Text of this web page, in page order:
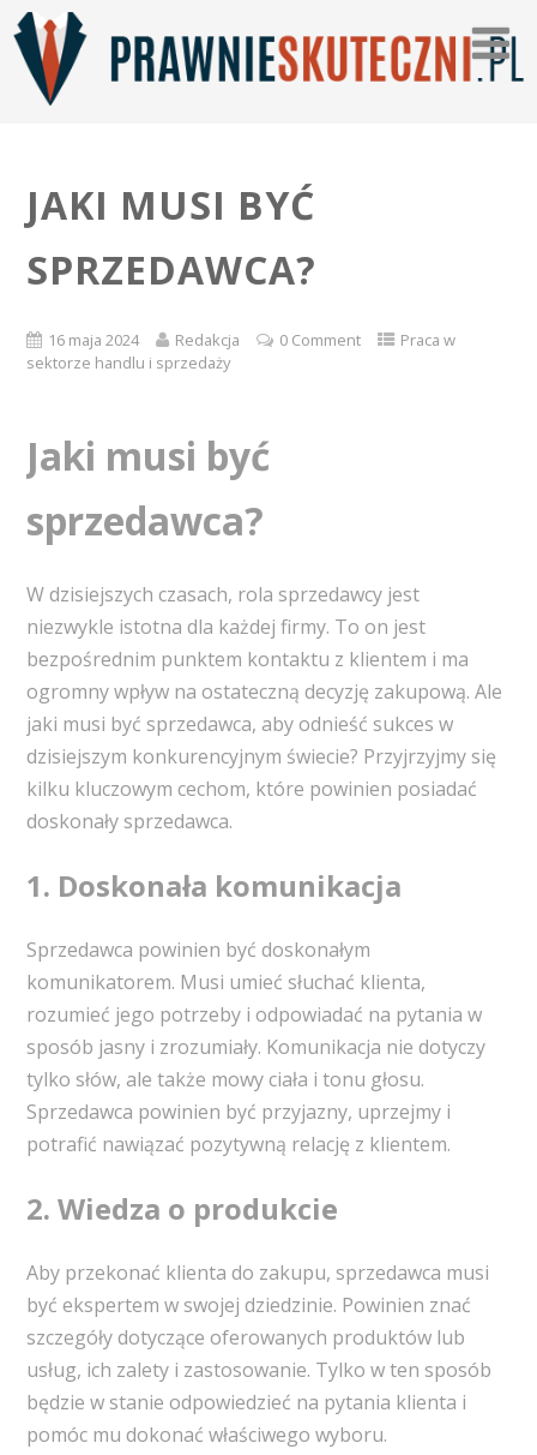
JAKI MUSI BYĆ
SPRZEDAWCA?
16 maja 2024 Redakcja 0 Comment
Praca w
sektorze handlu i sprzedaży
Jaki musi być
sprzedawca?
W dzisiejszych czasach, rola sprzedawcy jest
niezwykle istotna dla każdej firmy. To on jest
bezpośrednim punktem kontaktu z klientem i ma
ogromny wpływ na ostateczną decyzję zakupową. Ale
jaki musi być sprzedawca, aby odnieść sukces w
dzisiejszym konkurencyjnym świecie? Przyjrzyjmy się
kilku kluczowym cechom, które powinien posiadać
doskonały sprzedawca.
1. Doskonała komunikacja
Sprzedawca powinien być doskonałym
komunikatorem. Musi umieć słuchać klienta,
rozumieć jego potrzeby i odpowiadać na pytania w
sposób jasny i zrozumiały. Komunikacja nie dotyczy
tylko słów, ale także mowy ciała i tonu głosu.
Sprzedawca powinien być przyjazny, uprzejmy i
potrafić nawiązać pozytywną relację z klientem.
2. Wiedza o produkcie
Aby przekonać klienta do zakupu, sprzedawca musi
być ekspertem w swojej dziedzinie. Powinien znać
szczegóły dotyczące oferowanych produktów lub
usług, ich zalety i zastosowanie. Tylko w ten sposób
będzie w stanie odpowiedzieć na pytania klienta i
pomóc mu dokonać właściwego wyboru.